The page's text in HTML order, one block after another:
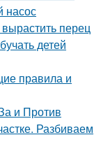
насос
перец
детей
правила и
и Против
Разбиваем